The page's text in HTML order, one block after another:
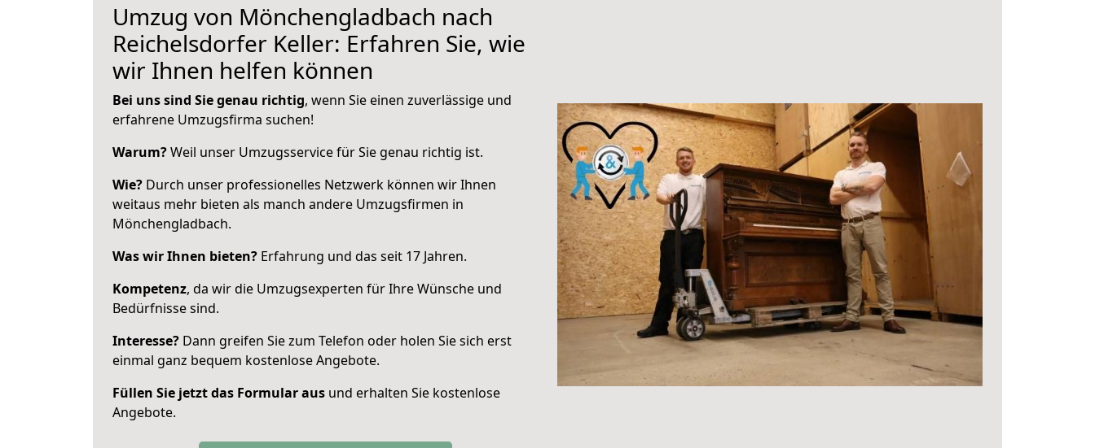
Umzug von Mönchengladbach nach
Reichelsdorfer Keller: Erfahren Sie, wie
wir Ihnen helfen können
Bei uns sind Sie genau richtig, wenn Sie einen zuverlässige und
erfahrene Umzugsfirma suchen!
Warum?Weil unser Umzugsservice für Sie genau richtig ist.
Wie? Durch unser professionelles Netzwerk können wir Ihnen
weitaus mehr bieten als manch andere Umzugsfirmen in
Mönchengladbach.
Was wir Ihnen bieten? Erfahrung und das seit 17 Jahren.
Kompetenz, da wir die Umzugsexperten für Ihre Wünsche und
Bedürfnisse sind.
Interesse? Dann greifen Sie zum Telefon oder holen Sie sich erst
einmal ganz bequem kostenlose Angebote.
Füllen Sie jetzt das Formular aus und erhalten Sie kostenlose
Angebote.